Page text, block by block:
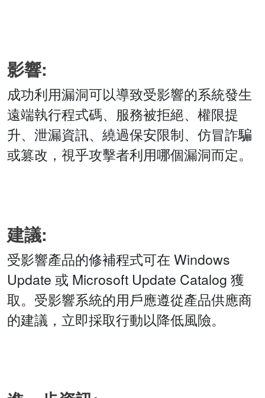
影響:
成功利用漏洞可以導致受影響的系統發生
遠端執行程式碼、服務被拒絕、權限提
升、泄漏資訊、繞過保安限制、仿冒詐騙
或篡改，視乎攻擊者利用哪個漏洞而定。
建議:
受影響產品的修補程式可在 Windows
Update 或 Microsoft Update Catalog 獲
取。受影響系統的用戶應遵從產品供應商
的建議，立即採取行動以降低風險。